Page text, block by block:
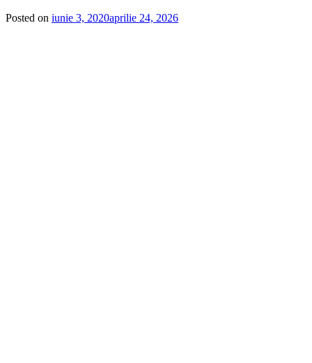
Posted on iunie 3, 2020aprilie 24, 2026